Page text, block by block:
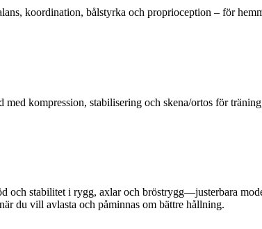
koordination, bålstyrka och proprioception – för
med kompression, stabilisering och skena/ortos för
och stabilitet i rygg, axlar och bröstrygg—justerbara
du vill avlasta och påminnas om bättre hållning.